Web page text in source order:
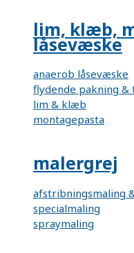
lim, klæb,
låsevæske
anaerob låsevæske
flydende pakning
lim & klæb
montagepasta
malergrej
afstribningsmaling
specialmaling
spraymaling